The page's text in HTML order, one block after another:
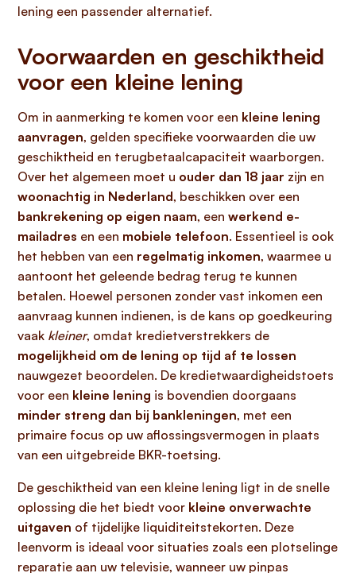
lening een passender alternatief.
Voorwaarden en geschiktheid
voor een kleine lening
Om in aanmerking te komen voor een kleine lening
aanvragen, gelden specifieke voorwaarden die uw
geschiktheid en terugbetaalcapaciteit waarborgen.
Over het algemeen moet u ouder dan 18 jaar zijn en
woonachtig in Nederland, beschikken over een
bankrekening op eigen naam, een werkend e-
mailadres en een mobiele telefoon. Essentieel is ook
het hebben van een regelmatig inkomen, waarmee u
aantoont het geleende bedrag terug te kunnen
betalen. Hoewel personen zonder vast inkomen een
aanvraag kunnen indienen, is de kans op goedkeuring
vaak kleiner, omdat kredietverstrekkers de
mogelijkheid om de lening op tijd af te lossen
nauwgezet beoordelen. De kredietwaardigheidstoets
voor een kleine lening is bovendien doorgaans
minder streng dan bij bankleningen, met een
primaire focus op uw aflossingsvermogen in plaats
van een uitgebreide BKR-toetsing.
De geschiktheid van een kleine lening ligt in de snelle
oplossing die het biedt voor kleine onverwachte
uitgaven of tijdelijke liquiditeitstekorten. Deze
leenvorm is ideaal voor situaties zoals een plotselinge
reparatie aan uw televisie, wanneer uw pinpas